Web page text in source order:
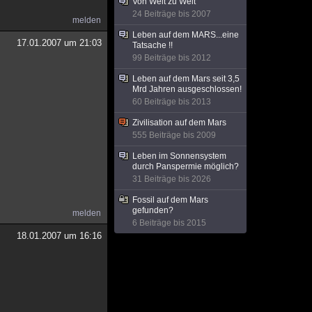
melden
17.01.2007 um 21:03
melden
18.01.2007 um 16:16
24 Beiträge bis 2007
Leben auf dem MARS...eine
Tatsache !!
99 Beiträge bis 2012
Leben auf dem Mars seit 3,5
Mrd Jahren ausgeschlossen!
60 Beiträge bis 2013
Zivilisation auf dem Mars
555 Beiträge bis 2009
Leben im Sonnensystem
durch Panspermie möglich?
31 Beiträge bis 2026
Fossil auf dem Mars
gefunden?
6 Beiträge bis 2015